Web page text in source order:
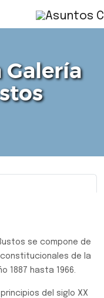
se compone de
de la
1887 hasta 1966.
del siglo XX